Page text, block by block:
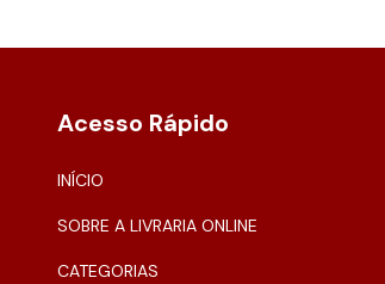
Acesso Rápido
INÍCIO
SOBRE A LIVRARIA ONLINE
CATEGORIAS